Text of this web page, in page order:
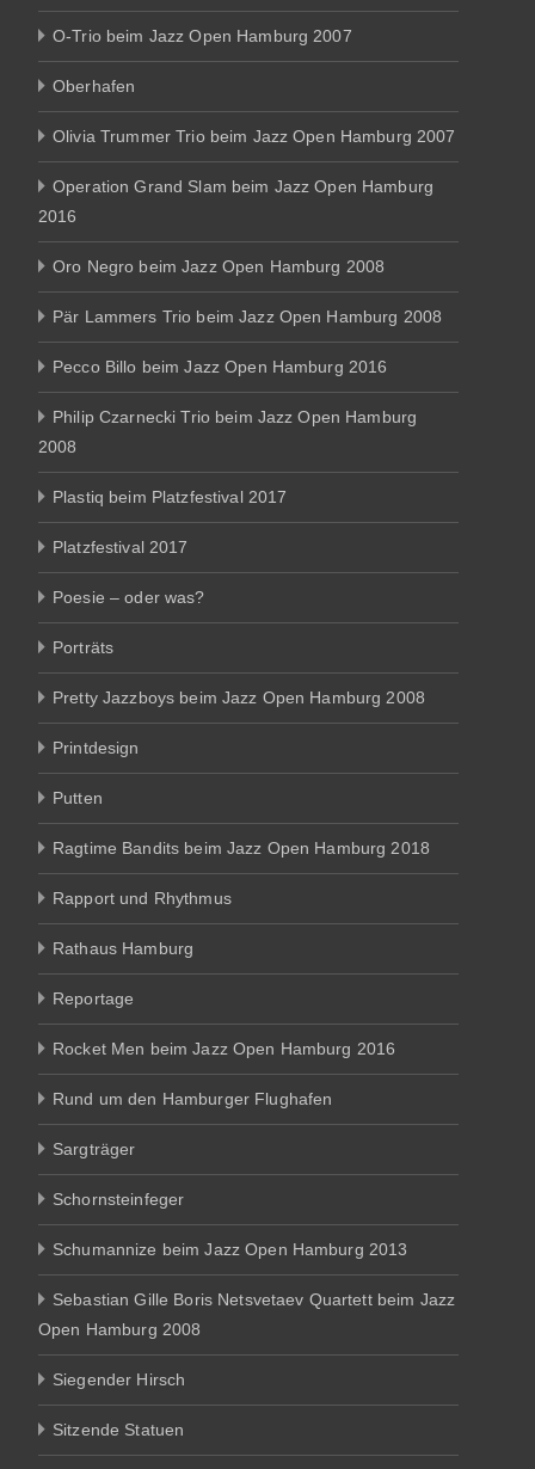
O-Trio beim Jazz Open Hamburg 2007
Oberhafen
Olivia Trummer Trio beim Jazz Open Hamburg 2007
Operation Grand Slam beim Jazz Open Hamburg
2016
Oro Negro beim Jazz Open Hamburg 2008
Pär Lammers Trio beim Jazz Open Hamburg 2008
Pecco Billo beim Jazz Open Hamburg 2016
Philip Czarnecki Trio beim Jazz Open Hamburg
2008
Plastiq beim Platzfestival 2017
Platzfestival 2017
Poesie – oder was?
Porträts
Pretty Jazzboys beim Jazz Open Hamburg 2008
Printdesign
Putten
Ragtime Bandits beim Jazz Open Hamburg 2018
Rapport und Rhythmus
Rathaus Hamburg
Reportage
Rocket Men beim Jazz Open Hamburg 2016
Rund um den Hamburger Flughafen
Sargträger
Schornsteinfeger
Schumannize beim Jazz Open Hamburg 2013
Sebastian Gille Boris Netsvetaev Quartett beim Jazz
Open Hamburg 2008
Siegender Hirsch
Sitzende Statuen